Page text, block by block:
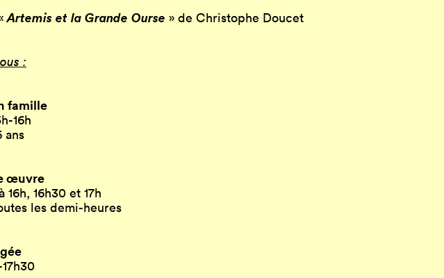
Artemis et la Grande Ourse » de Christophe Doucet
:
famille
16h
ans
œuvre
16h30 et 17h
les demi-heures